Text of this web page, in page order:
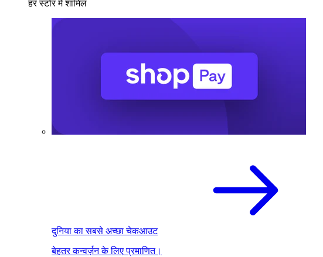
हर स्टोर में शामिल
दुनिया का सबसे अच्छा चेकआउट
बेहतर कन्वर्ज़न के लिए प्रमाणित।